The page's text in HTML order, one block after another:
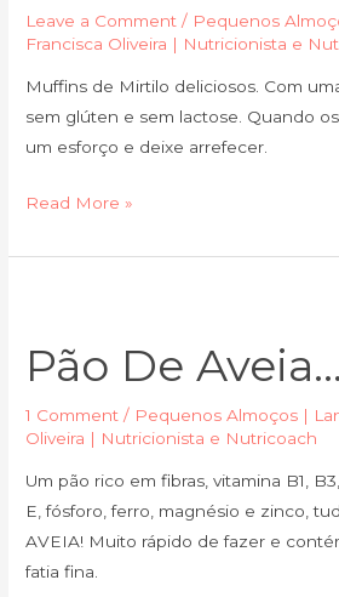
Leave a Comment / Pequenos
Francisca Oliveira | Nutricionista e
Muffins de Mirtilo deliciosos. Com
sem glúten e sem lactose. Quando
um esforço e deixe arrefecer.
Read More »
Pão De Aveia…
1 Comment / Pequenos Almoços |
Oliveira | Nutricionista e Nutricoach
Um pão rico em fibras, vitamina B1,
E, fósforo, ferro, magnésio e zinco,
AVEIA! Muito rápido de fazer e
fatia fina.
Aveia…